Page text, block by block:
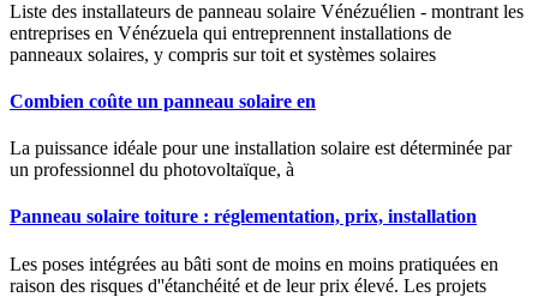
Liste des installateurs de panneau solaire Vénézuélien - montrant les
entreprises en Vénézuela qui entreprennent installations de
panneaux solaires, y compris sur toit et systèmes solaires
Combien coûte un panneau solaire en
La puissance idéale pour une installation solaire est déterminée par
un professionnel du photovoltaïque, à
Panneau solaire toiture : réglementation, prix, installation
Les poses intégrées au bâti sont de moins en moins pratiquées en
raison des risques d''étanchéité et de leur prix élevé. Les projets